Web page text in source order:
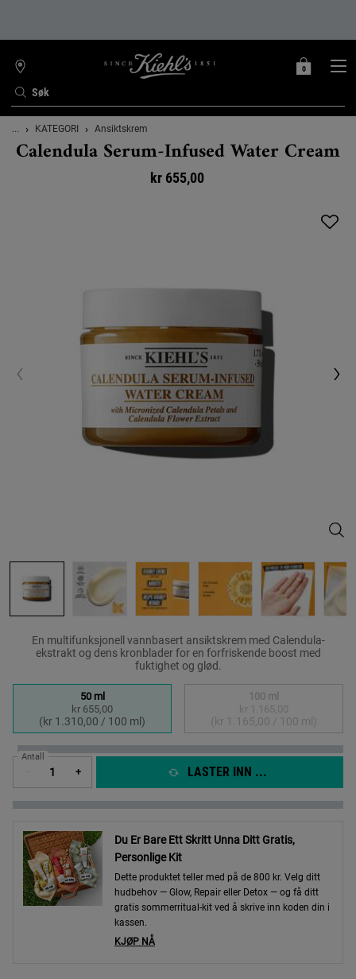
Søk
FINN
BUTIKK
MIN
0
0 PRODUKT
Main content
... KATEGORI Ansiktskrem
Calendula Serum-Infused Water Cream
kr 655,00
En multifunksjonell vannbasert ansiktskrem med Calendula-
ekstrakt og dens kronblader for en forfriskende boost med
fuktighet og glød.
Selected
50 ml
kr 655,00
(kr 1.310,00 / 100 ml)
, 1 of 2 Selected
The product
100 ml
kr 1.165,00
(kr 1.165,00 / 100 ml)
, 2 of 2
Antall
+ LASTER INN ...
Du Er Bare Ett Skritt Unna Ditt Gratis,
Personlige Kit
Dette produktet teller med på de 800 kr. Velg ditt
hudbehov — Glow, Repair eller Detox — og få ditt
gratis sommerritual-kit ved å skrive inn koden din i
kassen.
KJØP NÅ